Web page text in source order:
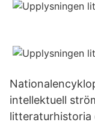
intellektuell
litteraturhistoria